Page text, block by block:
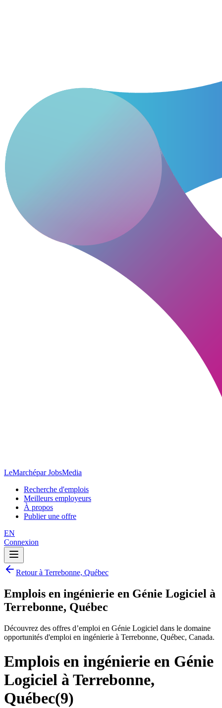
LeMarchépar JobsMedia
Recherche d'emplois
Meilleurs employeurs
À propos
Publier une offre
EN
Connexion
Retour à Terrebonne, Québec
Emplois en ingénierie en Génie Logiciel à
Terrebonne, Québec
Découvrez des offres d’emploi en Génie Logiciel dans le domaine
opportunités d'emploi en ingénierie à Terrebonne, Québec, Canada.
Emplois en ingénierie en Génie
Logiciel à Terrebonne,
Québec(9)